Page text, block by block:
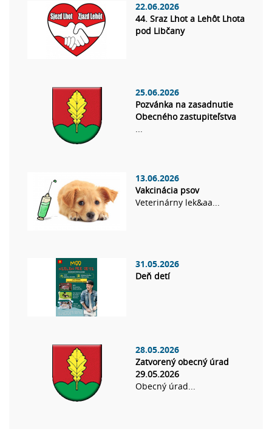
22.06.2026
44. Sraz Lhot a Lehôt Lhota
pod Libčany
25.06.2026
Pozvánka na zasadnutie
Obecného zastupiteľstva
...
13.06.2026
Vakcinácia psov
Veterinárny lek&aa...
31.05.2026
Deň detí
28.05.2026
Zatvorený obecný úrad
29.05.2026
Obecný úrad...